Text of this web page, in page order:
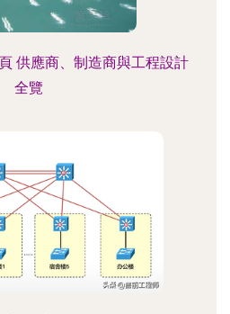
供應商、制造商與工程設計
全覽